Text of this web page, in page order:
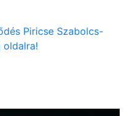
Piricse Szabolcs-
oldalra!